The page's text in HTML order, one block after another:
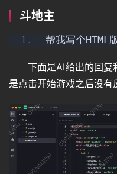
源
问
斗地主
帮我写个HTML
下面是AI给出的回复
是点击开始游戏之后没有